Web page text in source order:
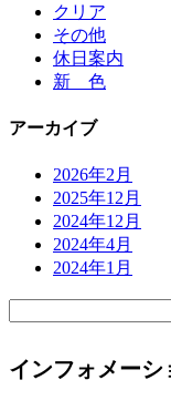
クリア
その他
休日案内
新 色
アーカイブ
2026年2月
2025年12月
2024年12月
2024年4月
2024年1月
インフォメーシ